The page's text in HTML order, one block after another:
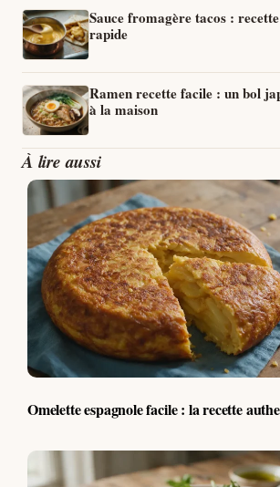
Sauce fromagère tacos :
rapide
Ramen recette facile : un bol
à la maison
À lire aussi
Omelette espagnole facile : la recette